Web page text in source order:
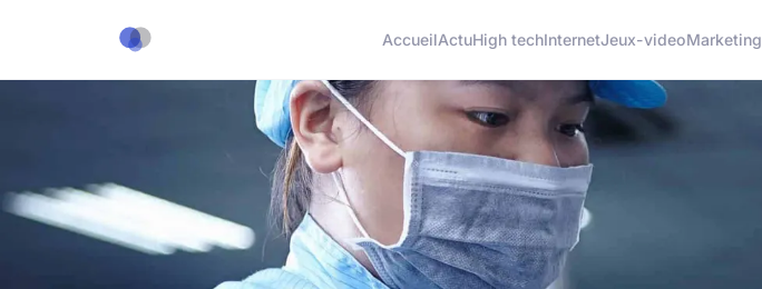
AccueilActuHigh techInternetJeux-videoMarketing